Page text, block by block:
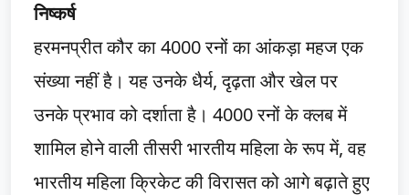
निष्कर्ष
हरमनप्रीत कौर का 4000 रनों का आंकड़ा महज एक
संख्या नहीं है। यह उनके धैर्य, दृढ़ता और खेल पर
उनके प्रभाव को दर्शाता है। 4000 रनों के क्लब में
शामिल होने वाली तीसरी भारतीय महिला के रूप में, वह
भारतीय महिला क्रिकेट की विरासत को आगे बढ़ाते हुए